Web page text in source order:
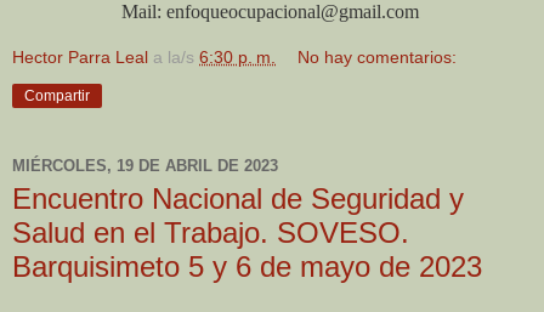
Mail: enfoqueocupacional@gmail.com
Hector Parra Leal a la/s 6:30 p. m. No hay comentarios:
Compartir
MIÉRCOLES, 19 DE ABRIL DE 2023
Encuentro Nacional de Seguridad y
Salud en el Trabajo. SOVESO.
Barquisimeto 5 y 6 de mayo de 2023